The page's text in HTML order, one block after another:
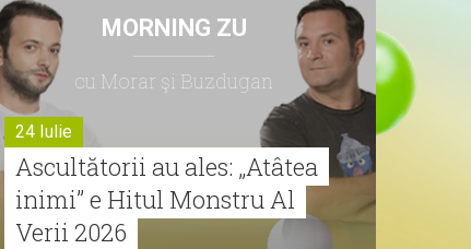
MORNING ZU
cu Morar şi Buzdugan
24 Iulie
Ascultătorii au ales: „Atâtea
inimi” e Hitul Monstru Al
Verii 2026